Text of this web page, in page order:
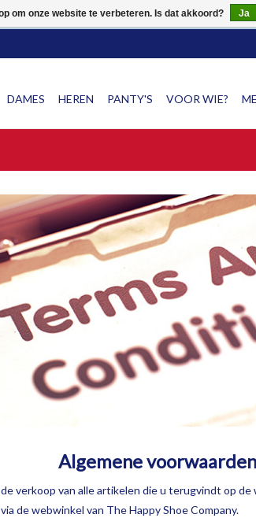
DAMES HEREN PANTY'S VOOR WIE?
Algemene voorwaarden
verkoop van alle artikelen die u terugvindt op
de webwinkel van The Happy Shoe Company.
om onze website te verbeteren. Is dat akkoord? Ja
SCHOENEN!! SNEL & GRATIS